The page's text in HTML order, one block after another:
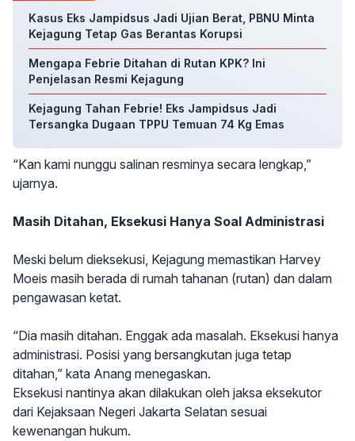
Kasus Eks Jampidsus Jadi Ujian Berat, PBNU Minta
Kejagung Tetap Gas Berantas Korupsi
Mengapa Febrie Ditahan di Rutan KPK? Ini
Penjelasan Resmi Kejagung
Kejagung Tahan Febrie! Eks Jampidsus Jadi
Tersangka Dugaan TPPU Temuan 74 Kg Emas
“Kan kami nunggu salinan resminya secara lengkap,”
ujarnya.
Masih Ditahan, Eksekusi Hanya Soal Administrasi
Meski belum dieksekusi, Kejagung memastikan Harvey
Moeis masih berada di rumah tahanan (rutan) dan dalam
pengawasan ketat.
“Dia masih ditahan. Enggak ada masalah. Eksekusi hanya
administrasi. Posisi yang bersangkutan juga tetap
ditahan,” kata Anang menegaskan.
Eksekusi nantinya akan dilakukan oleh jaksa eksekutor
dari Kejaksaan Negeri Jakarta Selatan sesuai
kewenangan hukum.